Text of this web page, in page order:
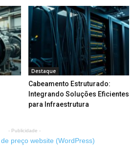
Destaque
Cabeamento Estruturado:
Integrando Soluções Eficientes
para Infraestrutura
- Publicidade -